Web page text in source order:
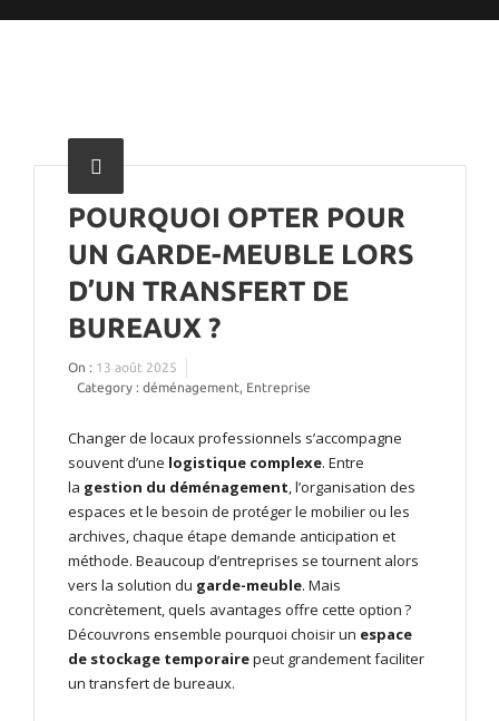
POURQUOI OPTER POUR
UN GARDE-MEUBLE LORS
D’UN TRANSFERT DE
BUREAUX ?
On : 13 août 2025
Category : déménagement Entreprise
Changer de locaux professionnels s’accompagne
souvent d’une logistique complexe. Entre
la gestion du déménagement , l’organisation des
espaces et le besoin de protéger le mobilier ou les
archives, chaque étape demande anticipation et
méthode. Beaucoup d’entreprises se tournent alors
vers la solution du garde-meuble. Mais
concrètement, quels avantages offre cette option ?
Découvrons ensemble pourquoi choisir un espace
de stockage temporairepeut grandement faciliter
un transfert de bureaux.